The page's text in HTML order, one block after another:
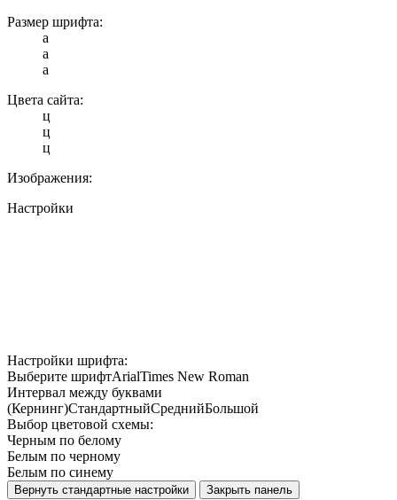
Размер шрифта:
a
a
a
Цвета сайта:
ц
ц
ц
Изображения:
Настройки
Настройки шрифта:
Выберите шрифтArialTimes New Roman
Интервал между буквами
(Кернинг)СтандартныйСреднийБольшой
Выбор цветовой схемы:
Черным по белому
Белым по черному
Белым по синему
Вернуть стандартные настройки Закрыть панель